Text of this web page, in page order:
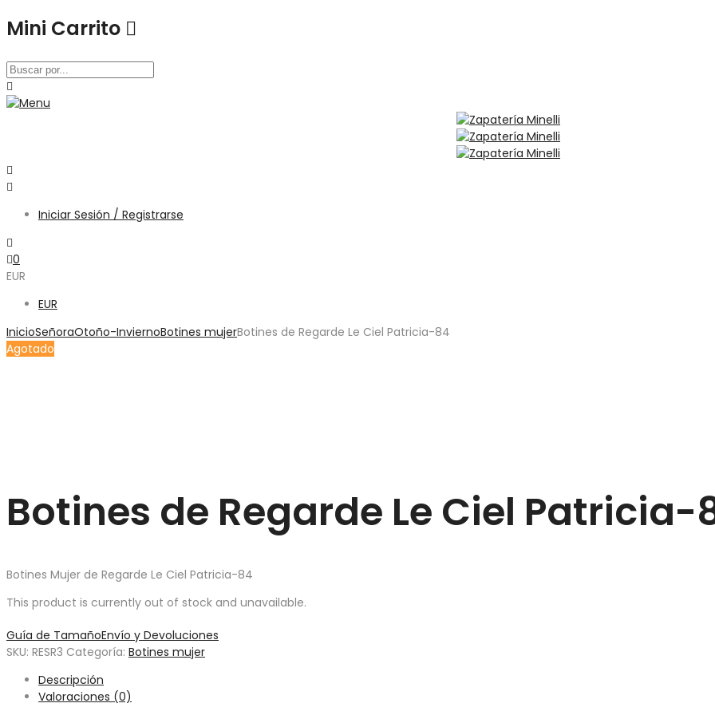
Mini Carrito
Iniciar Sesión / Registrarse
0
EUR
EUR
InicioSeñoraOtoño-InviernoBotines mujerBotines de Regarde Le Ciel Patricia-84
Agotado
Botines de Regarde Le Ciel Patricia-
Botines Mujer de Regarde Le Ciel Patricia-84
This product is currently out of stock and unavailable.
Guía de TamañoEnvío y Devoluciones
SKU: RESR3 Categoría: Botines mujer
Descripción
Valoraciones (0)